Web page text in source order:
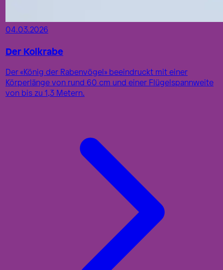
04.03.2026
Der Kolkrabe
Der «König der Rabenvögel» beeindruckt mit einer
Körperlänge von rund 60 cm und einer Flügelspannweite
von bis zu 1,3 Metern.